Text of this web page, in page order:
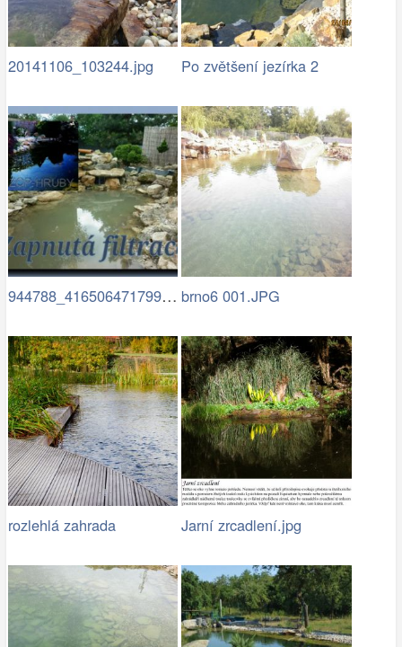
20141106_103244.jpg Po zvětšení jezírka 2
944788_416506471799940_187814829_n (1)… brno6 001.JPG
rozlehlá zahrada Jarní zrcadlení.jpg